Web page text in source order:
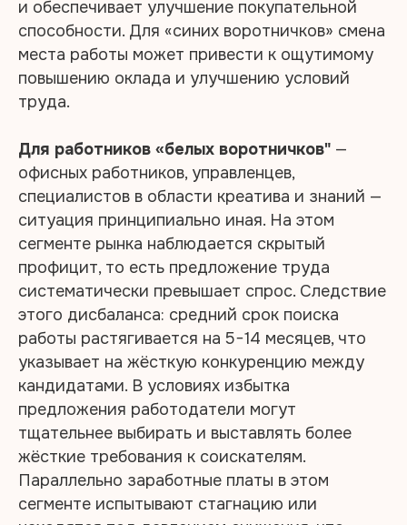
и обеспечивает улучшение покупательной
способности. Для «синих воротничков» смена
места работы может привести к ощутимому
повышению оклада и улучшению условий
труда.​
Для работников «белых воротничков" —
офисных работников, управленцев,
специалистов в области креатива и знаний —
ситуация принципиально иная. На этом
сегменте рынка наблюдается скрытый
профицит, то есть предложение труда
систематически превышает спрос. Следствие
этого дисбаланса: средний срок поиска
работы растягивается на 5−14 месяцев, что
указывает на жёсткую конкуренцию между
кандидатами. В условиях избытка
предложения работодатели могут
тщательнее выбирать и выставлять более
жёсткие требования к соискателям.
Параллельно заработные платы в этом
сегменте испытывают стагнацию или